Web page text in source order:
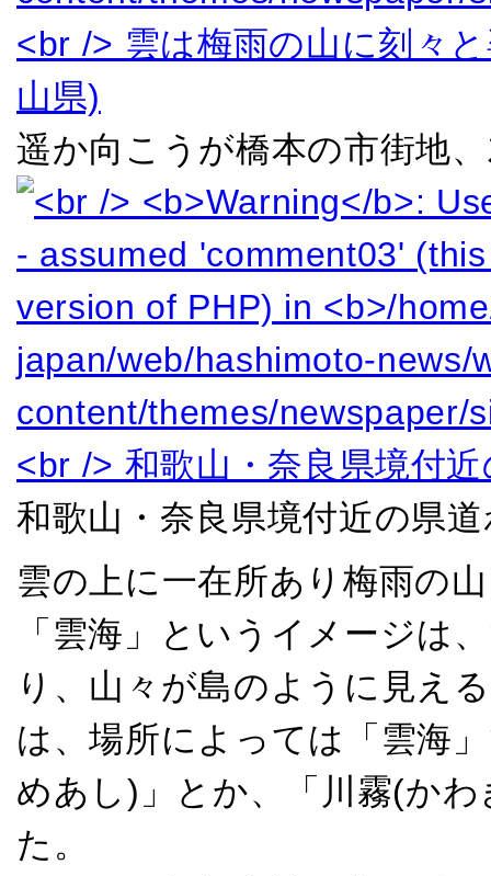
遥か向こうが橋本の市街地
和歌山・奈良県境付近の県
雲の上に一在所あり梅雨
「雲海」というイメージは
り、山々が島のように見え
は、場所によっては「雲海
めあし)」とか、「川霧(か
た。